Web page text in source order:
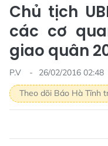
Chủ tịch
các cơ
giao quân
P.V
26/02/2016 02:48
Theo dõi Báo Hà Tĩnh